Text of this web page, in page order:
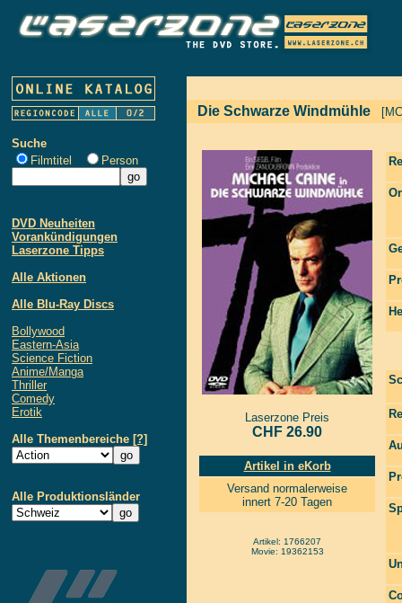
Suche
Filmtitel
Person
DVD Neuheiten
Vorankündigungen
Laserzone Tipps
Alle Aktionen
Alle Blu-Ray Discs
Bollywood
Eastern-Asia
Science Fiction
Anime/Manga
Thriller
Comedy
Erotik
Alle Themenbereiche [?]
Alle Produktionsländer
Die Schwarze Windmühle
Laserzone Preis
CHF 26.90
Artikel in eKorb
Versand normalerweise
innert 7-20 Tagen
Artikel: 1766207
Movie: 19362153